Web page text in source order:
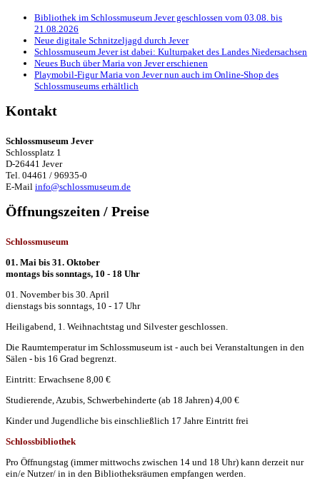
Bibliothek im Schlossmuseum Jever geschlossen vom 03.08. bis
21.08.2026
Neue digitale Schnitzeljagd durch Jever
Schlossmuseum Jever ist dabei: Kulturpaket des Landes Niedersachsen
Neues Buch über Maria von Jever erschienen
Playmobil-Figur Maria von Jever nun auch im Online-Shop des
Schlossmuseums erhältlich
Kontakt
Schlossmuseum Jever
Schlossplatz 1
D-26441 Jever
Tel. 04461 / 96935-0
E-Mail info@schlossmuseum.de
Öffnungszeiten / Preise
Schlossmuseum
01. Mai bis 31. Oktober
montags bis sonntags, 10 - 18 Uhr
01. November bis 30. April
dienstags bis sonntags, 10 - 17 Uhr
Heiligabend, 1. Weihnachtstag und Silvester geschlossen.
Die Raumtemperatur im Schlossmuseum ist - auch bei Veranstaltungen in den
Sälen - bis 16 Grad begrenzt.
Eintritt: Erwachsene 8,00 €
Studierende, Azubis, Schwerbehinderte (ab 18 Jahren) 4,00 €
Kinder und Jugendliche bis einschließlich 17 Jahre Eintritt frei
Schlossbibliothek
Pro Öffnungstag (immer mittwochs zwischen 14 und 18 Uhr) kann derzeit nur
ein/e Nutzer/ in in den Bibliotheksräumen empfangen werden.